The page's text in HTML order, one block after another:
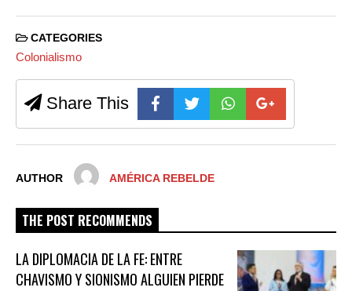
CATEGORIES
Colonialismo
Share This
AUTHOR AMÉRICA REBELDE
THE POST RECOMMENDS
LA DIPLOMACIA DE LA FE: ENTRE
CHAVISMO Y SIONISMO ALGUIEN PIERDE